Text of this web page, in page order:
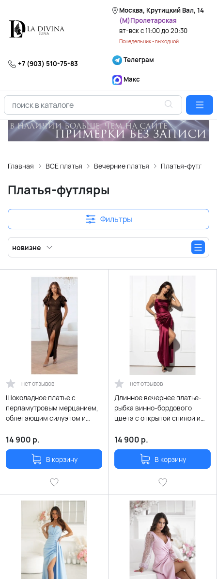
Москва, Крутицкий Вал, 14
(М)Пролетарская
вт-вск с 11:00 до 20:30
Понедельник - выходной
+7 (903) 510-75-83 Телеграм
Макс
Главная ВСЕ платья Вечерние платья Платья-футляры
Платья-футляры
Фильтры
новизне
нет отзывов
Шоколадное платье с
перламутровым мерцанием,
облегающим силуэтом и
14 900 р.
В корзину
нет отзывов
Длинное вечернее платье-
рыбка винно-бордового
цвета с открытой спиной и
14 900 р.
В корзину